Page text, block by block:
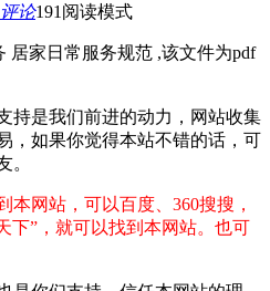
评论191 阅读模式
居家日常服务规范 ,该文件为pdf
持是我们前进的动力，网站收集
，如果你觉得本站不错的话，可
。
网站，可以百度、360搜搜，
下”，就可以找到本网站。也可